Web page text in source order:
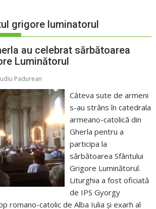
grigore luminatorul
au celebrat sărbătoarea
Luminătorul
Padurean
Câteva sute de armeni
s-au strâns în catedrala
armeano-catolică din
Gherla pentru a
participa la
sărbătoarea Sfântului
Grigore Luminătorul.
Liturghia a fost oficiată
de IPS Gyorgy
romano-catolic de Alba Iulia şi exarh al